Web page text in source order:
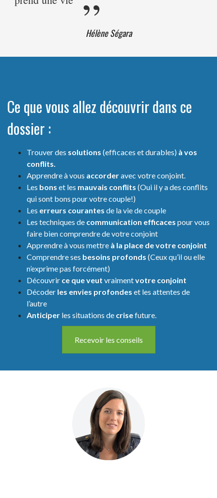
Hélène Ségara
Ce que vous allez découvrir dans ce
dossier :
Trouver des solutions (efficaces et durables) à vos
conflits.
Apprendre à vous accorderavec votre conjoint.
Les bons et les mauvais conflits (Oui il y a des conflits
qui sont bons pour votre couple!)
Les erreurs courantes de la vie de couple
Les techniques de communication efficaces pour vous
faire bien comprendre de votre conjoint
Apprendre à vous mettre à la place de votre conjoint
Comprendre ses besoins profonds (Ceux qu’il ou elle
n’exprime pas forcément)
Découvrir ce que veut vraimentvotre conjoint
Décoder les envies profondes et les attentes de
l’autre
Anticiper les situations de crisefuture.
Recevoir les conseils